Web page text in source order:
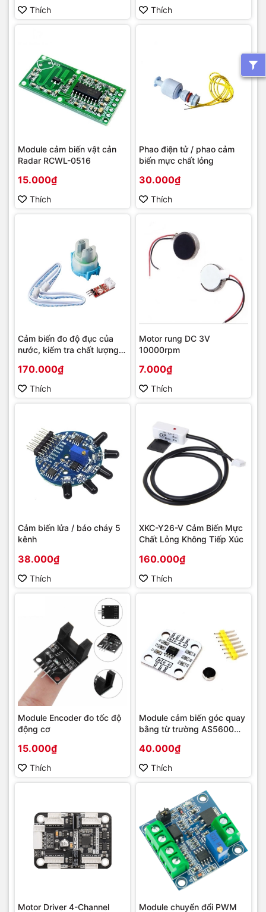
Thích Thích
Module cảm biến vật cản
Radar RCWL-0516
15.000₫
Thích
Phao điện tử / phao cảm
biến mực chất lỏng
30.000₫
Thích
Cảm biến đo độ đục của
nước, kiểm tra chất lượng
170.000₫
Thích
Motor rung DC 3V
10000rpm
7.000₫
Thích
Cảm biến lửa / báo cháy 5
kênh
38.000₫
Thích
XKC-Y26-V Cảm Biến Mực
Chất Lỏng Không Tiếp Xúc
160.000₫
Thích
Module Encoder đo tốc độ
động cơ
15.000₫
Thích
Module cảm biến góc quay
bằng từ trường AS5600
40.000₫
Thích
Motor Driver 4-Channel Module chuyển đổi PWM